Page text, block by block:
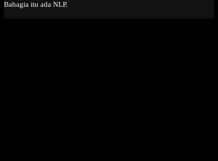
Bahagia itu ada NLP.